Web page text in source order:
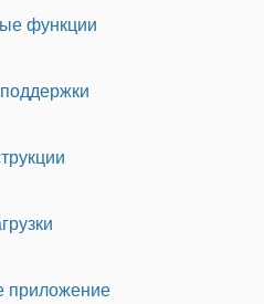
функции
приложение